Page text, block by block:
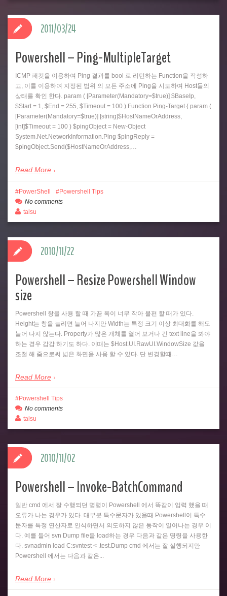
Powershell – Ping-MultipleTarget
ICMP 패킷을 이용하여 Ping 결과를 bool 로 리턴하는 Function을 작성하
고, 이를 이용하여 지정된 범위 의 모든 주소에 Ping을 시도하여 Host들의
상태를 확인 한다. param ( [Parameter(Mandatory=$true)] $BaseIp,
$Start = 1, $End = 255, $Timeout = 100 ) Function Ping-Target { param (
[Parameter(Mandatory=$true)] [string]$HostNameOrAddress,
[int]$Timeout = 100 ) $pingObject = New-Object
System.Net.NetworkInformation.Ping $pingReply =
$pingObject.Send($HostNameOrAddress,…
Read More
2011/03/24
PowerShell
Powershell Tips
No comments
talsu
Powershell – Resize Powershell Window
size
Powershell 창을 사용 할 때 가끔 폭이 너무 작아 불편 할 때가 있다.
Height는 창을 늘리면 늘어 나지만 Width는 특정 크기 이상 최대화를 해도
늘어 나지 않는다. Property가 많은 개체를 열어 보거나 긴 text line을 봐야
하는 경우 갑갑 하기도 하다. 이때는 $Host.UI.RawUI.WindowSize 값을
조절 해 줌으로써 넓은 화면을 사용 할 수 있다. 단 변경할때…
Read More
2010/11/22
Powershell Tips
No comments
talsu
Powershell – Invoke-BatchCommand
일반 cmd 에서 잘 수행되던 명령이 Powershell 에서 똑같이 입력 했을 때
오류가 나는 경우가 있다. 대부분 특수문자가 있을때 Powershell이 특수
문자를 특정 연산자로 인식하면서 의도하지 않은 동작이 일어나는 경우 이
다. 예를 들어 svn Dump file을 load하는 경우 다음과 같은 명령을 사용한
다. svnadmin load C:svntest < .test.Dump cmd 에서는 잘 실행되지만
Powershell 에서는 다음과 같은...
Read More
2010/11/02